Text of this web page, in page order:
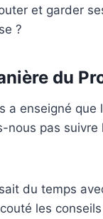
et garder
?
du
a enseigné
nous pas
du temps
les